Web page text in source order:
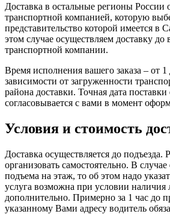
Доставка в остальные регионы России
транспортной компанией, которую
представительство которой имеется в
этом случае осуществляем доставку
транспортной компании.
Время исполнения вашего заказа – от 1
зависимости от загруженности
района доставки. Точная дата поставки
согласовывается с вами в момент
Условия и стоимость
Доставка осуществляется до
организовать самостоятельно. В
подъема на этаж, то об этом надо
услуга возможна при условии наличия
дополнительно. Примерно за 1 час до
указанному Вами адресу водитель